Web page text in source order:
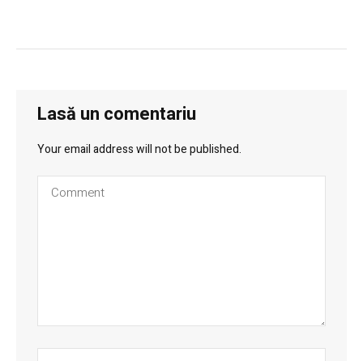
Lasă un comentariu
Your email address will not be published.